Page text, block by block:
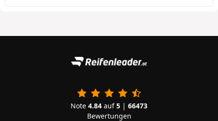
Note 4.84 auf5 | 66473
Bewertungen